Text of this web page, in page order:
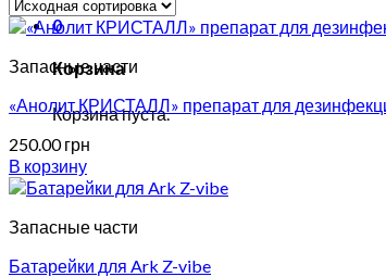
0
Корзина
Корзина пуста.
Запасные части
«Анолит КРИСТАЛЛ» препарат для
250.00грн
В корзину
Запасные части
Батарейки для Ark Z-vibe